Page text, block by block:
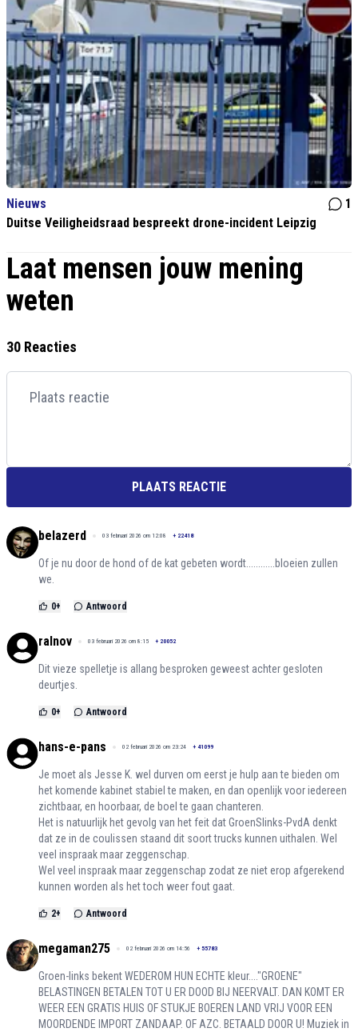
Nieuws
1
Duitse Veiligheidsraad bespreekt drone-incident Leipzig
Laat mensen jouw mening
weten
30 Reacties
PLAATS REACTIE
belazerd 03 februari 2026 om 12:08 + 22418
Of je nu door de hond of de kat gebeten wordt............bloeien zullen
we.
0+ Antwoord
ralnov 03 februari 2026 om 8:15 + 20052
Dit vieze spelletje is allang besproken geweest achter gesloten
deurtjes.
0+ Antwoord
hans-e-pans 02 februari 2026 om 23:24 + 41099
Je moet als Jesse K. wel durven om eerst je hulp aan te bieden om
het komende kabinet stabiel te maken, en dan openlijk voor iedereen
zichtbaar, en hoorbaar, de boel te gaan chanteren.
Het is natuurlijk het gevolg van het feit dat GroenSlinks-PvdA denkt
dat ze in de coulissen staand dit soort trucks kunnen uithalen. Wel
veel inspraak maar zeggenschap.
Wel veel inspraak maar zeggenschap zodat ze niet erop afgerekend
kunnen worden als het toch weer fout gaat.
2+ Antwoord
megaman275 02 februari 2026 om 14:56 + 55783
Groen-links bekent WEDEROM HUN ECHTE kleur...."GROENE"
BELASTINGEN BETALEN TOT U ER DOOD BIJ NEERVALT. DAN KOMT ER
WEER EEN GRATIS HUIS OF STUKJE BOEREN LAND VRIJ VOOR EEN
MOORDENDE IMPORT ZANDAAP. OF AZC. BETAALD DOOR U! Muziek in